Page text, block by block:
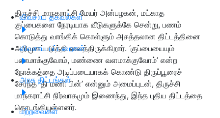
விவசாய தகவல்கள்
விவசாய பட்டறைகள்
அரசு திட்டங்கள்
மற்றவைகள்
திருச்சி மாநகராட்சி மேயர் அன்பழகன், மட்காத
குப்பைகளை நேரடியாக வீடுகளுக்கே சென்று, பணம்
கொடுத்து வாங்கிக் கொள்ளும் அசத்தலான திட்டத்தினை
அறிமுகப்படுத்தி வைத்திருக்கிறார். ‘குப்பையையும்
பணமாக்குவோம், மண்ணை வளமாக்குவோம்’ என்ற
நோக்கத்தை அடிப்படையாகக் கொண்டு திருப்பூரைச்
சேர்ந்த ‘தி மணி பின்’ என்னும் அமைப்புடன், திருச்சி
மாநகராட்சி நிர்வாகமும் இணைந்து, இந்த புதிய திட்டத்தை
தொடங்கியுள்ளனர்.